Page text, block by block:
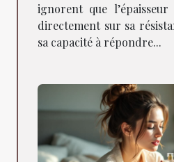
ignorent que
directement sur sa
sa capacité à répondre...